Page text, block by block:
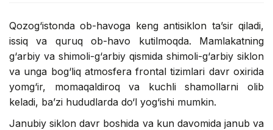
Qozog‘istonda ob-havoga keng antisiklon ta’sir qiladi,
issiq va quruq ob-havo kutilmoqda. Mamlakatning
g‘arbiy va shimoli-g‘arbiy qismida shimoli-g‘arbiy siklon
va unga bog‘liq atmosfera frontal tizimlari davr oxirida
yomg‘ir, momaqaldiroq va kuchli shamollarni olib
keladi, ba’zi hududlarda do‘l yog‘ishi mumkin.
Janubiy siklon davr boshida va kun davomida janub va